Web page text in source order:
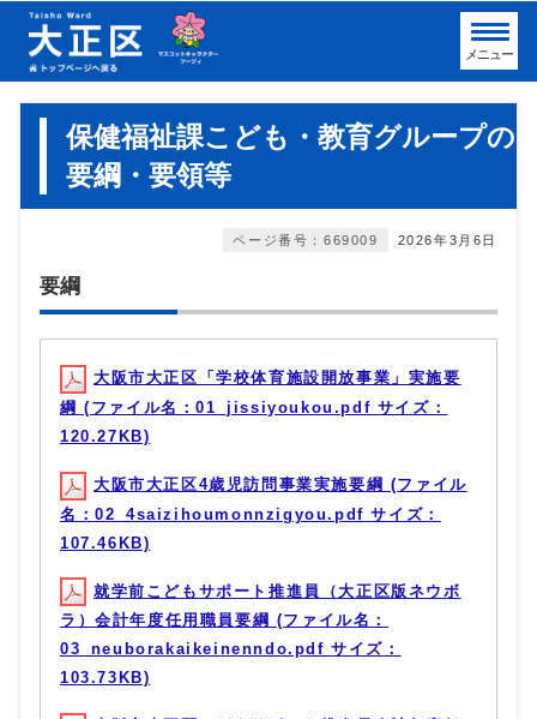
メニュー
保健福祉課こども・教育グループの
要綱・要領等
2026年3月6日
ページ番号：669009
要綱
大阪市大正区「学校体育施設開放事業」実施要
綱 (ファイル名：01_jissiyoukou.pdf サイズ：
120.27KB)
大阪市大正区4歳児訪問事業実施要綱 (ファイル
名：02_4saizihoumonnzigyou.pdf サイズ：
107.46KB)
就学前こどもサポート推進員（大正区版ネウボ
ラ）会計年度任用職員要綱 (ファイル名：
03_neuborakaikeinenndo.pdf サイズ：
103.73KB)